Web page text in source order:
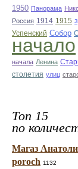
1950 Панорама
Россия 1914 1915
Успенский Собор
начало
начала Ленина
столетия улиц
Топ 15
по
Магаз
poroch 1132